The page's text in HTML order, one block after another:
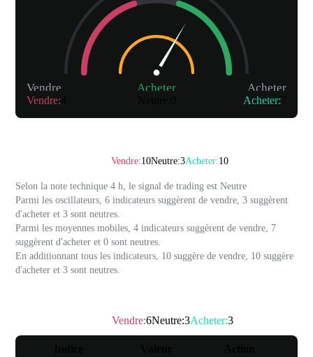
Acheter
Vendre Acheter
Vendre: Acheter:
Vendre:10Neutre:3Acheter:10
Selon la note technique 4 h, le signal de trading est Neutre
Parmi les oscillateurs, 6 indicateurs suggèrent de vendre, 3 suggèrent
d'acheter et 3 sont neutres.
Parmi les moyennes mobiles, 4 indicateurs suggèrent de vendre, 7
suggèrent d'acheter et 0 sont neutres.
En additionnant tous les indicateurs, 10 suggère de vendre, 10 suggère
d'acheter et 3 sont neutres.
Vendre:6Neutre:3Acheter:3